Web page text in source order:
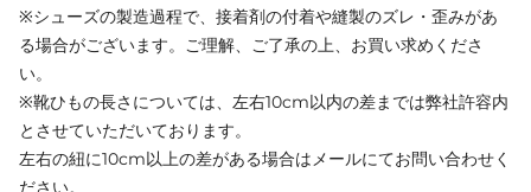
※シューズの製造過程で、接着剤の付着や縫製のズレ・歪みがあ
る場合がございます。ご理解、ご了承の上、お買い求めくださ
い。
※靴ひもの長さについては、左右10cm以内の差までは弊社許容内
とさせていただいております。
左右の紐に10cm以上の差がある場合はメールにてお問い合わせく
ださい。